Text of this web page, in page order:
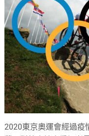
2020東京奧運會經過疫